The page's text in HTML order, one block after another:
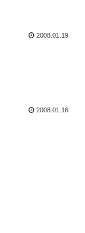
2008.01.19
2008.01.16